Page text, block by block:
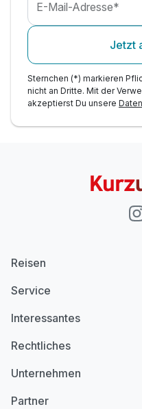
E-Mail-Adresse*
Jetzt
Sternchen (*) markieren
nicht an Dritte. Mit der
akzeptierst Du unsere
Reisen
Service
Interessantes
Rechtliches
Unternehmen
Partner